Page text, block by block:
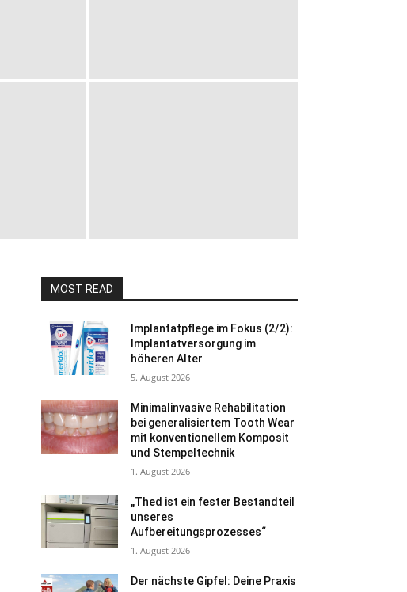
MOST READ
Implantatpflege im Fokus (2/2):
Implantatversorgung im
höheren Alter
5. August 2026
Minimalinvasive Rehabilitation
bei generalisiertem Tooth Wear
mit konventionellem Komposit
und Stempeltechnik
1. August 2026
„Thed ist ein fester Bestandteil
unseres
Aufbereitungsprozesses“
1. August 2026
Der nächste Gipfel: Deine Praxis